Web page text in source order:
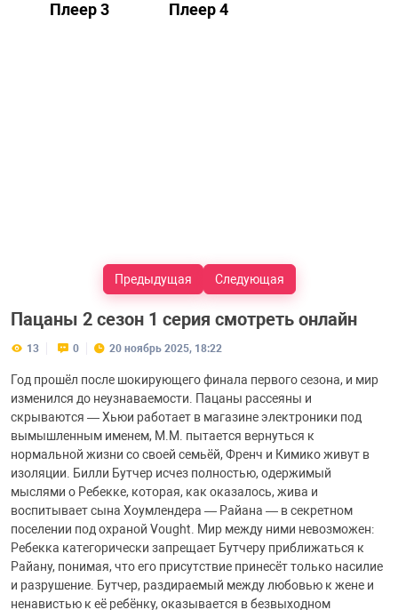
Плеер 3 Плеер 4
Предыдущая Следующая
Пацаны 2 сезон 1 серия смотреть онлайн
13 0 20 ноябрь 2025, 18:22
Год прошёл после шокирующего финала первого сезона, и мир
изменился до неузнаваемости. Пацаны рассеяны и
скрываются — Хьюи работает в магазине электроники под
вымышленным именем, М.М. пытается вернуться к
нормальной жизни со своей семьёй, Френч и Кимико живут в
изоляции. Билли Бутчер исчез полностью, одержимый
мыслями о Ребекке, которая, как оказалось, жива и
воспитывает сына Хоумлендера — Райана — в секретном
поселении под охраной Vought. Мир между ними невозможен:
Ребекка категорически запрещает Бутчеру приближаться к
Райану, понимая, что его присутствие принесёт только насилие
и разрушение. Бутчер, раздираемый между любовью к жене и
ненавистью к её ребёнку, оказывается в безвыходном